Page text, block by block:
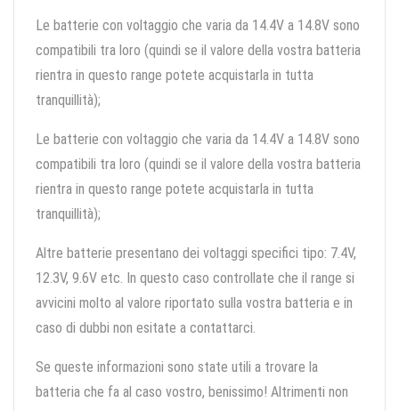
Le batterie con voltaggio che varia da 14.4V a 14.8V sono
compatibili tra loro (quindi se il valore della vostra batteria
rientra in questo range potete acquistarla in tutta
tranquillità);
Le batterie con voltaggio che varia da 14.4V a 14.8V sono
compatibili tra loro (quindi se il valore della vostra batteria
rientra in questo range potete acquistarla in tutta
tranquillità);
Altre batterie presentano dei voltaggi specifici tipo: 7.4V,
12.3V, 9.6V etc. In questo caso controllate che il range si
avvicini molto al valore riportato sulla vostra batteria e in
caso di dubbi non esitate a contattarci.
Se queste informazioni sono state utili a trovare la
batteria che fa al caso vostro, benissimo! Altrimenti non